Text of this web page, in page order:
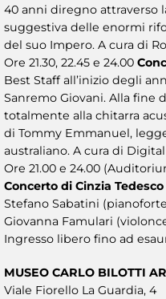
40 anni diregno attraverso
suggestiva delle enormi
del suo Impero. A cura di
Ore 21.30, 22.45 e 24.00
Best Staff all’inizio degli
Sanremo Giovani. Alla fine
totalmente alla chitarra
di Tommy Emmanuel,
australiano. A cura di
Ore 21.00 e 24.00
Concerto di Cinzia
Stefano Sabatini
Giovanna Famulari
Ingresso libero fino ad
MUSEO CARLO BILOTTI
Viale Fiorello La Guardia, 4